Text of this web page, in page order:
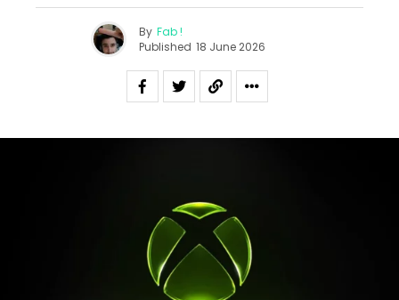
By Fab !
Published 18 June 2026